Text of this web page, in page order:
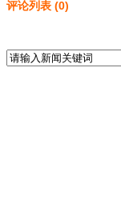
评论列表 (0)